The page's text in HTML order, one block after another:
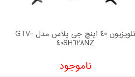
تلویزیون 40 اینچ جی پلاس مدل GTV-
40SH628NZ
ناموجود